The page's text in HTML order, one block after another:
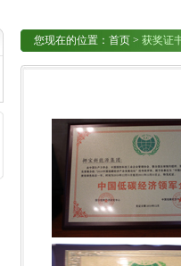
您现在的位置： 首页> 获奖证